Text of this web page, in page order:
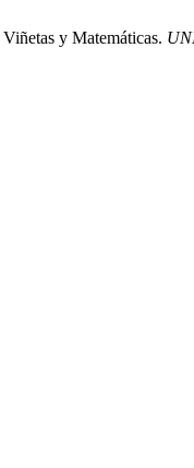
y Matemáticas.